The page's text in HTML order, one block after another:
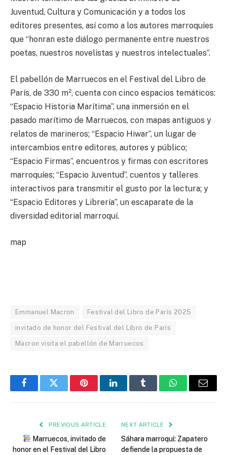
Juventud, Cultura y Comunicación y a todos los
editores presentes, así como a los autores marroquíes
que “honran este diálogo permanente entre nuestros
poetas, nuestros novelistas y nuestros intelectuales”.
El pabellón de Marruecos en el Festival del Libro de
París, de 330 m², cuenta con cinco espacios temáticos:
“Espacio Historia Marítima”, una inmersión en el
pasado marítimo de Marruecos, con mapas antiguos y
relatos de marineros; “Espacio Hiwar”, un lugar de
intercambios entre editores, autores y público;
“Espacio Firmas”, encuentros y firmas con escritores
marroquíes; “Espacio Juventud”, cuentos y talleres
interactivos para transmitir el gusto por la lectura; y
“Espacio Editores y Librería”, un escaparate de la
diversidad editorial marroquí.
map
Emmanuel Macron Festival del Libro de París 2025
invitado de honor del Festival del Libro de París
Macron visita el pabellón de Marruecos
FacebookTwitter PinterestLinkedInTumblr WhatsAppEmail
PREVIOUS ARTICLE
Marruecos, invitado de
honor en el Festival del Libro
NEXT ARTICLE
Sáhara marroquí: Zapatero
defiende la propuesta de